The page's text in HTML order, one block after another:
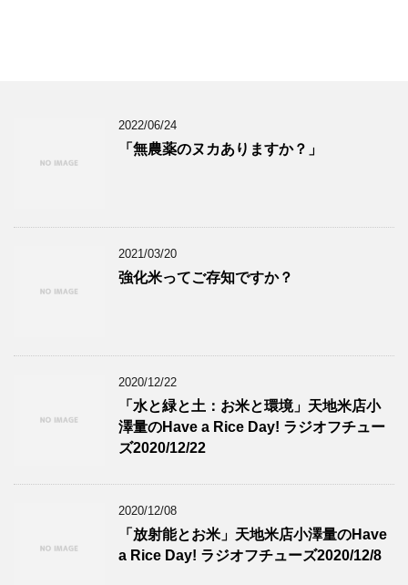
2022/06/24
「無農薬のヌカありますか？」
2021/03/20
強化米ってご存知ですか？
2020/12/22
「水と緑と土：お米と環境」天地米店小
澤量のHave a Rice Day! ラジオフチュー
ズ2020/12/22
2020/12/08
「放射能とお米」天地米店小澤量のHave
a Rice Day! ラジオフチューズ2020/12/8